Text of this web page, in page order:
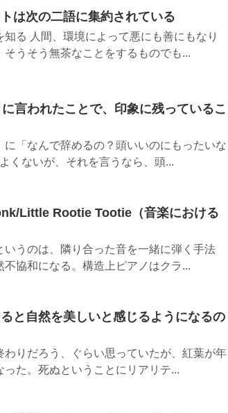
は次の二語に集約されている
る 人間、環境によって悪にも善にもなり
うそう無茶なことをするものでも...
言われたことで、印象に残っているこ
「なんで辞めるの？頭いいのにもったいな
くないが、それを言うなら、頭...
Little Rootie Tootie（音楽における
うのは、隣り合った音を一緒に弾く手法
不協和になる。構造上ピアノはクラ...
と自然を美しいと感じるようになるの
りだろう、ぐらい思っていたが、紅葉が年
た。死ぬということにリアリテ...